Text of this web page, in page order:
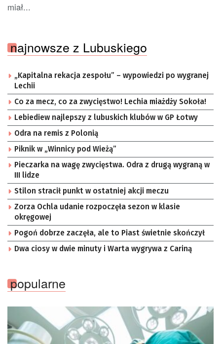
miał...
najnowsze z Lubuskiego
„Kapitalna rekacja zespołu” – wypowiedzi po wygranej
Lechii
Co za mecz, co za zwycięstwo! Lechia miażdży Sokoła!
Lebiediew najlepszy z lubuskich klubów w GP Łotwy
Odra na remis z Polonią
Piknik w „Winnicy pod Wieżą”
Pieczarka na wagę zwycięstwa. Odra z drugą wygraną w
III lidze
Stilon stracił punkt w ostatniej akcji meczu
Zorza Ochla udanie rozpoczęła sezon w klasie
okręgowej
Pogoń dobrze zaczęła, ale to Piast świetnie skończył
Dwa ciosy w dwie minuty i Warta wygrywa z Cariną
popularne